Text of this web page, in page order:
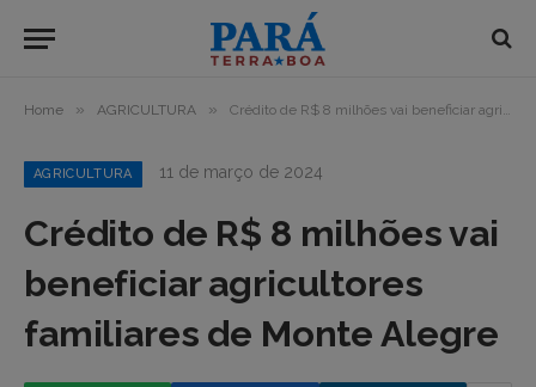
Home » AGRICULTURA » Crédito de R$ 8 milhões vai beneficiar agricultores familiares de Monte Alegre
AGRICULTURA 11 de março de 2024
Crédito de R$ 8 milhões vai
beneficiar agricultores
familiares de Monte Alegre